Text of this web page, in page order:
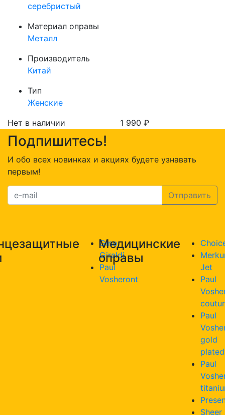
серебристый
Материал оправы
Металл
Производитель
Китай
Тип
Женские
Нет в наличии
1 990 ₽
Подпишитесь!
И обо всех новинках и акциях будете узнавать
первым!
Gino
Giraldi
Paul
Vosheront
Медицинские
оправы
Jet
Paul
Paul
gold
plated
Paul
Sheer